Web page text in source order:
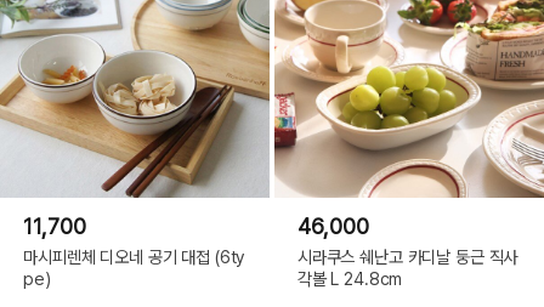
11,700
마시피렌체 디오네 공기 대접 (6ty
pe)
46,000
시라쿠스 쉐난고 카디날 둥근 직사
각볼 L 24.8cm